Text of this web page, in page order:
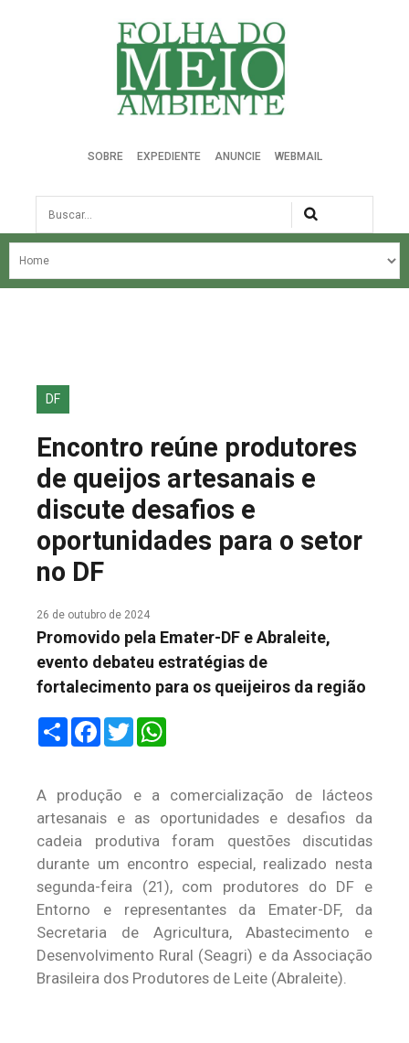
Folha do Meio Ambiente
SOBRE EXPEDIENTE ANUNCIE WEBMAIL
Busca
NOSSA HISTÓRIA
EDIÇÕES ANTERIORES
FALE CONOSCO
DF
Encontro reúne produtores
de queijos artesanais e
discute desafios e
oportunidades para o setor
no DF
26 de outubro de 2024
Promovido pela Emater-DF e Abraleite,
evento debateu estratégias de
fortalecimento para os queijeiros da região
ShareFacebook
Twitter
A produção e a comercialização de lácteos
artesanais e as oportunidades e desafios da
cadeia produtiva foram questões discutidas
durante um encontro especial, realizado nesta
segunda-feira (21), com produtores do DF e
Entorno e representantes da Emater-DF, da
Secretaria de Agricultura, Abastecimento e
Desenvolvimento Rural (Seagri) e da Associação
Brasileira dos Produtores de Leite (Abraleite).